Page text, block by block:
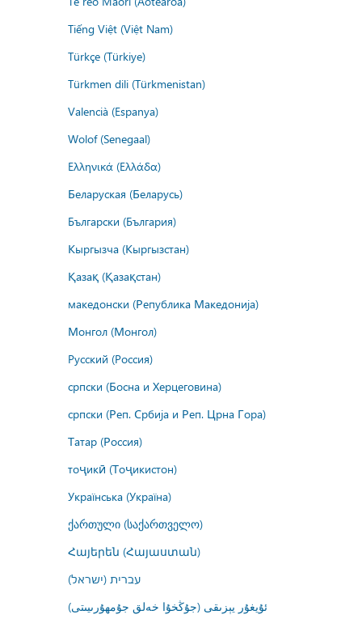
Tiếng Việt (Việt Nam)
Türkçe (Türkiye)
Türkmen dili (Türkmenistan)
Valencià (Espanya)
Wolof (Senegaal)
Ελληνικά (Ελλάδα)
Беларуская (Беларусь)
Български (България)
Кыргызча (Кыргызстан)
Қазақ (Қазақстан)
македонски (Република Македонија)
Монгол (Монгол)
Русский (Россия)
српски (Босна и Херцеговина)
српски (Реп. Србија и Реп. Црна Гора)
Татар (Россия)
тоҷикӣ (Тоҷикистон)
Українська (Україна)
ქართული (საქართველო)
Հայերեն (Հայաստան)
עברית (ישראל)
ئۇيغۇر يېزىقى (جۇڭخۇا خەلق جۇمھۇرىيىتى)